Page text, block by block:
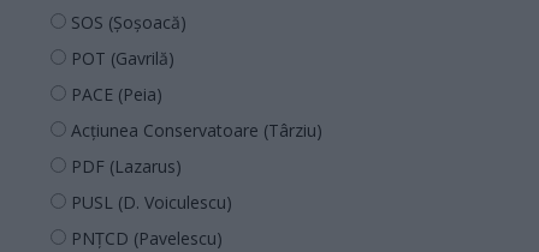
SOS (Șoșoacă)
POT (Gavrilă)
PACE (Peia)
Acțiunea Conservatoare (Târziu)
PDF (Lazarus)
PUSL (D. Voiculescu)
PNȚCD (Pavelescu)